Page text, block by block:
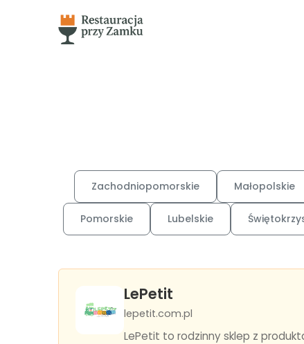
Zachodniopomorskie Małopolskie
Pomorskie Lubelskie
LePetit
lepetit.com.pl
LePetit to rodzinny sklep z